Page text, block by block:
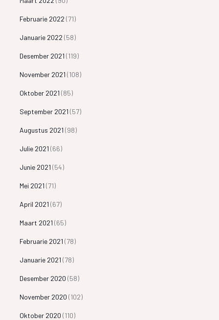
Februarie 2022 (71)
Januarie 2022 (58)
Desember 2021 (119)
November 2021 (108)
Oktober 2021 (85)
September 2021 (57)
Augustus 2021 (98)
Julie 2021 (66)
Junie 2021 (54)
Mei 2021 (71)
April 2021 (67)
Maart 2021 (65)
Februarie 2021 (78)
Januarie 2021 (78)
Desember 2020 (58)
November 2020 (102)
Oktober 2020 (110)